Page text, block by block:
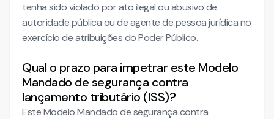
tenha sido violado por ato ilegal ou abusivo de
autoridade pública ou de agente de pessoa jurídica no
exercício de atribuições do Poder Público.
Qual o prazo para impetrar este Modelo
Mandado de segurança contra
lançamento tributário (ISS)?
Este Modelo Mandado de segurança contra